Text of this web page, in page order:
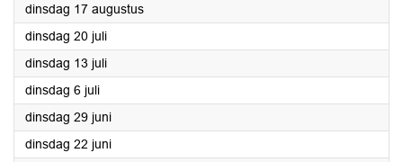
dinsdag 17 augustus2021
dinsdag 20 juli2021
dinsdag 13 juli2021
dinsdag 6 juli2021
dinsdag 29 juni2021
dinsdag 22 juni2021